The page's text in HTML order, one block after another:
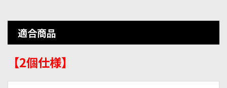
適合商品
【2個仕様】